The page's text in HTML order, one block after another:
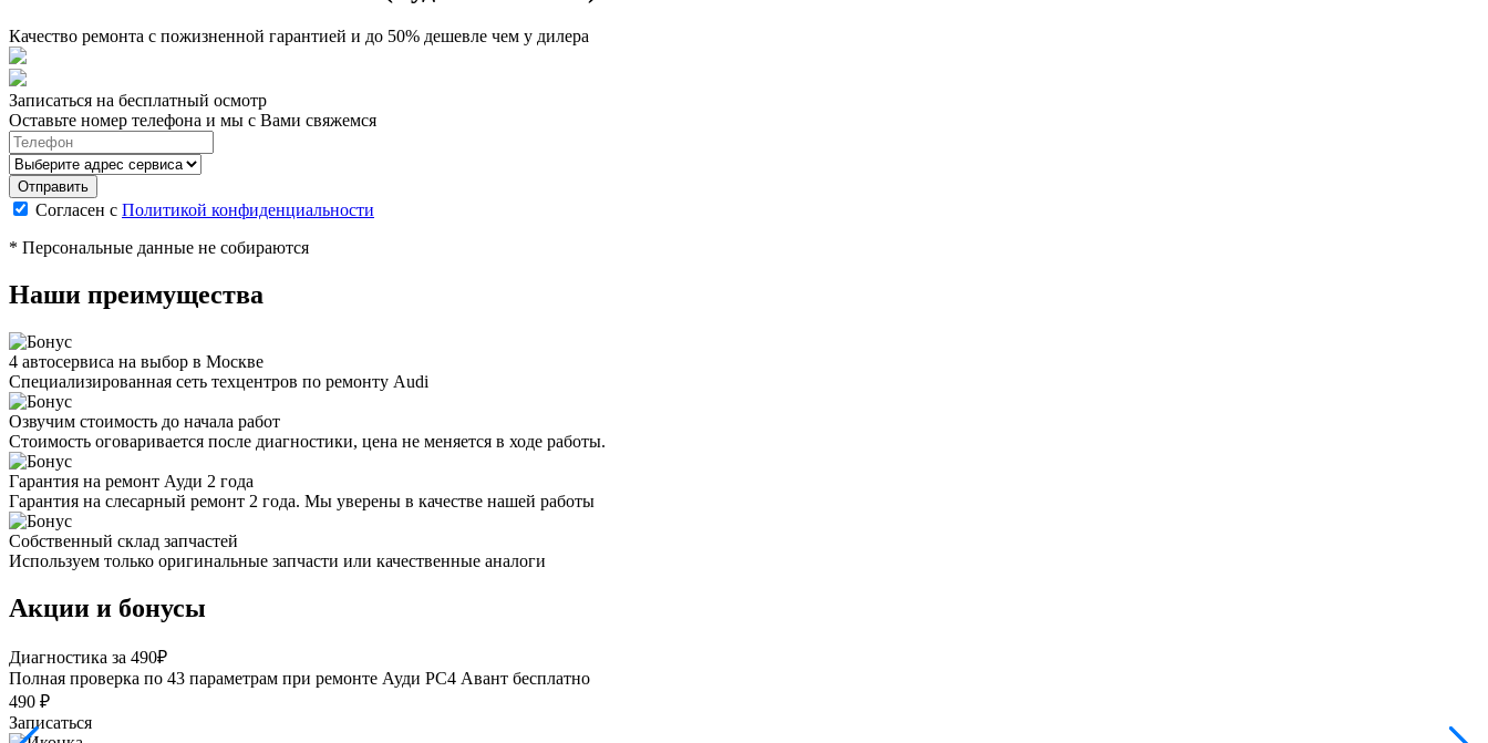
Качество ремонта с пожизненной гарантией и до 50% дешевле чем у дилера
Записаться на бесплатный осмотр
Оставьте номер телефона и мы с Вами свяжемся
Согласен с Политикой конфиденциальности
* Персональные данные не собираются
Наши преимущества
4 автосервиса на выбор в Москве
Специализированная сеть техцентров по ремонту Audi
Озвучим стоимость до начала работ
Стоимость оговаривается после диагностики, цена не меняется в ходе работы.
Гарантия на ремонт Ауди 2 года
Гарантия на слесарный ремонт 2 года. Мы уверены в качестве нашей работы
Собственный склад запчастей
Используем только оригинальные запчасти или качественные аналоги
Акции и бонусы
Диагностика за 490₽
Полная проверка по 43 параметрам при ремонте Ауди РС4 Авант бесплатно
490 ₽
Записаться